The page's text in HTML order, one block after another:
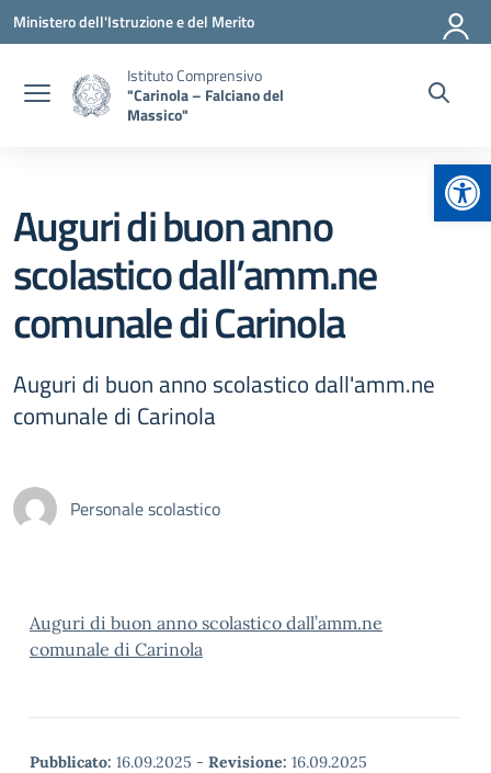
Vai ai contenuti
Vai al menu di navigazione
Vai al footer
Ministero dell'Istruzione e del Merito
Istituto Comprensivo
"Carinola – Falciano del
Massico"
Auguri di buon anno
scolastico dall’amm.ne
comunale di Carinola
Auguri di buon anno scolastico dall'amm.ne
comunale di Carinola
Personale scolastico
Auguri di buon anno scolastico dall’amm.ne
comunale di Carinola
Pubblicato: 16.09.2025 - Revisione: 16.09.2025